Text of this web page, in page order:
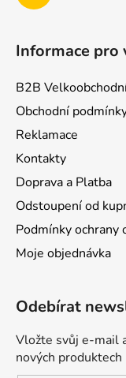
Informace pro
B2B
Obchodní
Reklamace
Kontakty
Doprava a Platba
Odstoupení od
Podmínky ochrany
Moje objednávka
Odebírat
Vložte svůj e-mail
nových